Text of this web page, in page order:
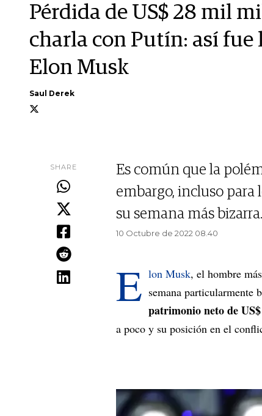
Pérdida de US$ 28 mil
charla con Putín: así fue
Elon Musk
Saul Derek
SHARE
Es común que la
embargo, incluso para
su semana más bizarra.
10 Octubre de 2022 08.40
E lon Musk, el hombre
semana particularmente
patrimonio neto de
a poco y su posición en el